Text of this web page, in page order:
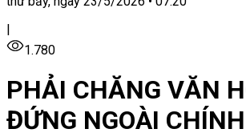
|
1.780
PHẢI CHĂNG VĂN
ĐỨNG NGOÀI